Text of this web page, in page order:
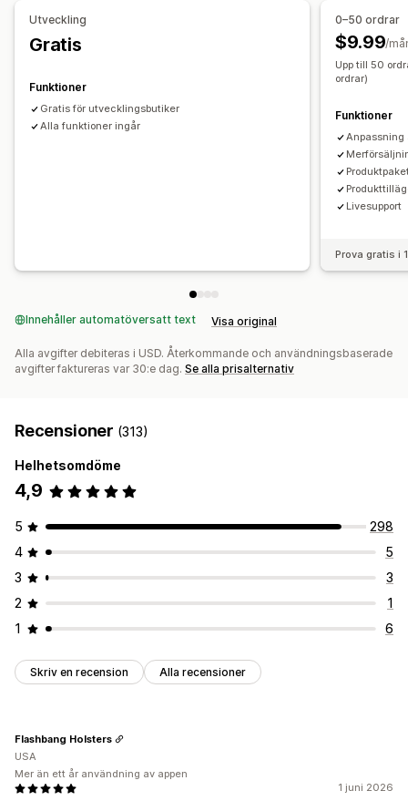
Fasta priser
Stegvisa mängdrabatter
Rabatter på hela varukorgen
Köp två, betala för en Anpassad prissättning
Kvantitetsbaserade belöningar
Massrabatter
Kassaanpassning
Utveckling
Gratis
Funktioner
Gratis för utvecklingsbutiker
Alla funktioner ingår
0–50 ordrar
$9.99/
Upp till 50
ordrar)
Funktioner
Anpassning
Livesupport
Prova gratis i
Innehåller automatöversatt text Visa original
Alla avgifter debiteras i USD. Återkommande och användningsbaserade
avgifter faktureras var 30:e dag. Se alla prisalternativ
Recensioner (313)
Helhetsomdöme
4,9
5
298
4
5
3
3
2
1
1
6
Skriv en recension Alla recensioner
1 juni 2026
Flashbang Holsters
USA
Mer än ett år användning av appen